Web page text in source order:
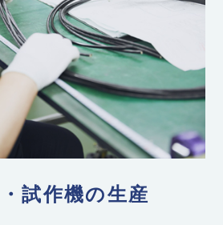
試作機の生産